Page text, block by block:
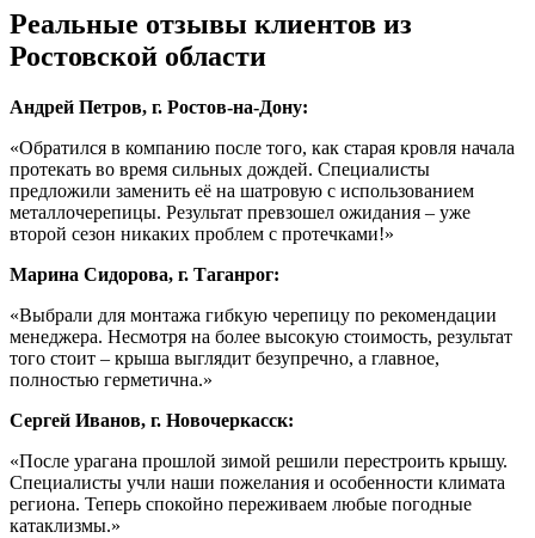
Реальные отзывы клиентов из
Ростовской области
Андрей Петров, г. Ростов-на-Дону:
«Обратился в компанию после того, как старая кровля начала
протекать во время сильных дождей. Специалисты
предложили заменить её на шатровую с использованием
металлочерепицы. Результат превзошел ожидания – уже
второй сезон никаких проблем с протечками!»
Марина Сидорова, г. Таганрог:
«Выбрали для монтажа гибкую черепицу по рекомендации
менеджера. Несмотря на более высокую стоимость, результат
того стоит – крыша выглядит безупречно, а главное,
полностью герметична.»
Сергей Иванов, г. Новочеркасск:
«После урагана прошлой зимой решили перестроить крышу.
Специалисты учли наши пожелания и особенности климата
региона. Теперь спокойно переживаем любые погодные
катаклизмы.»